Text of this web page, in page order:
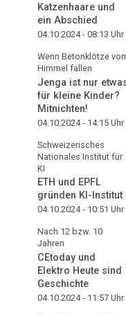
Katzenhaare und
ein Abschied
04.10.2024 - 08:13 Uhr
Wenn Betonklötze
Himmel fallen
Jenga ist nur
für kleine Kinder?
Mitnichten!
04.10.2024 - 14:15 Uhr
Schweizerisches
Nationales Institut für
KI
ETH und EPFL
gründen KI-Institut
04.10.2024 - 10:51 Uhr
Nach 12 bzw. 10
Jahren
CEtoday und
Elektro Heute sind
Geschichte
04.10.2024 - 11:57 Uhr